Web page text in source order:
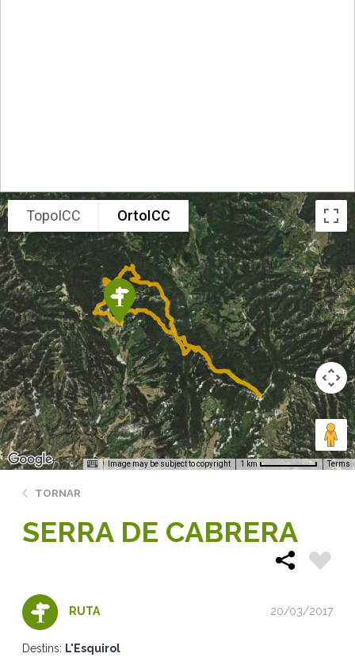
TopoICC OrtoICC
Image may be subject to copyright 1 km Terms
TORNAR
SERRA DE CABRERA
RUTA 20/03/2017
Destins: L'Esquirol